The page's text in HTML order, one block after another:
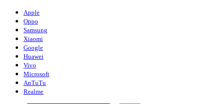
Apple
Oppo
Samsung
Xiaomi
Google
Huawei
Vivo
Microsoft
AnTuTu
Realme